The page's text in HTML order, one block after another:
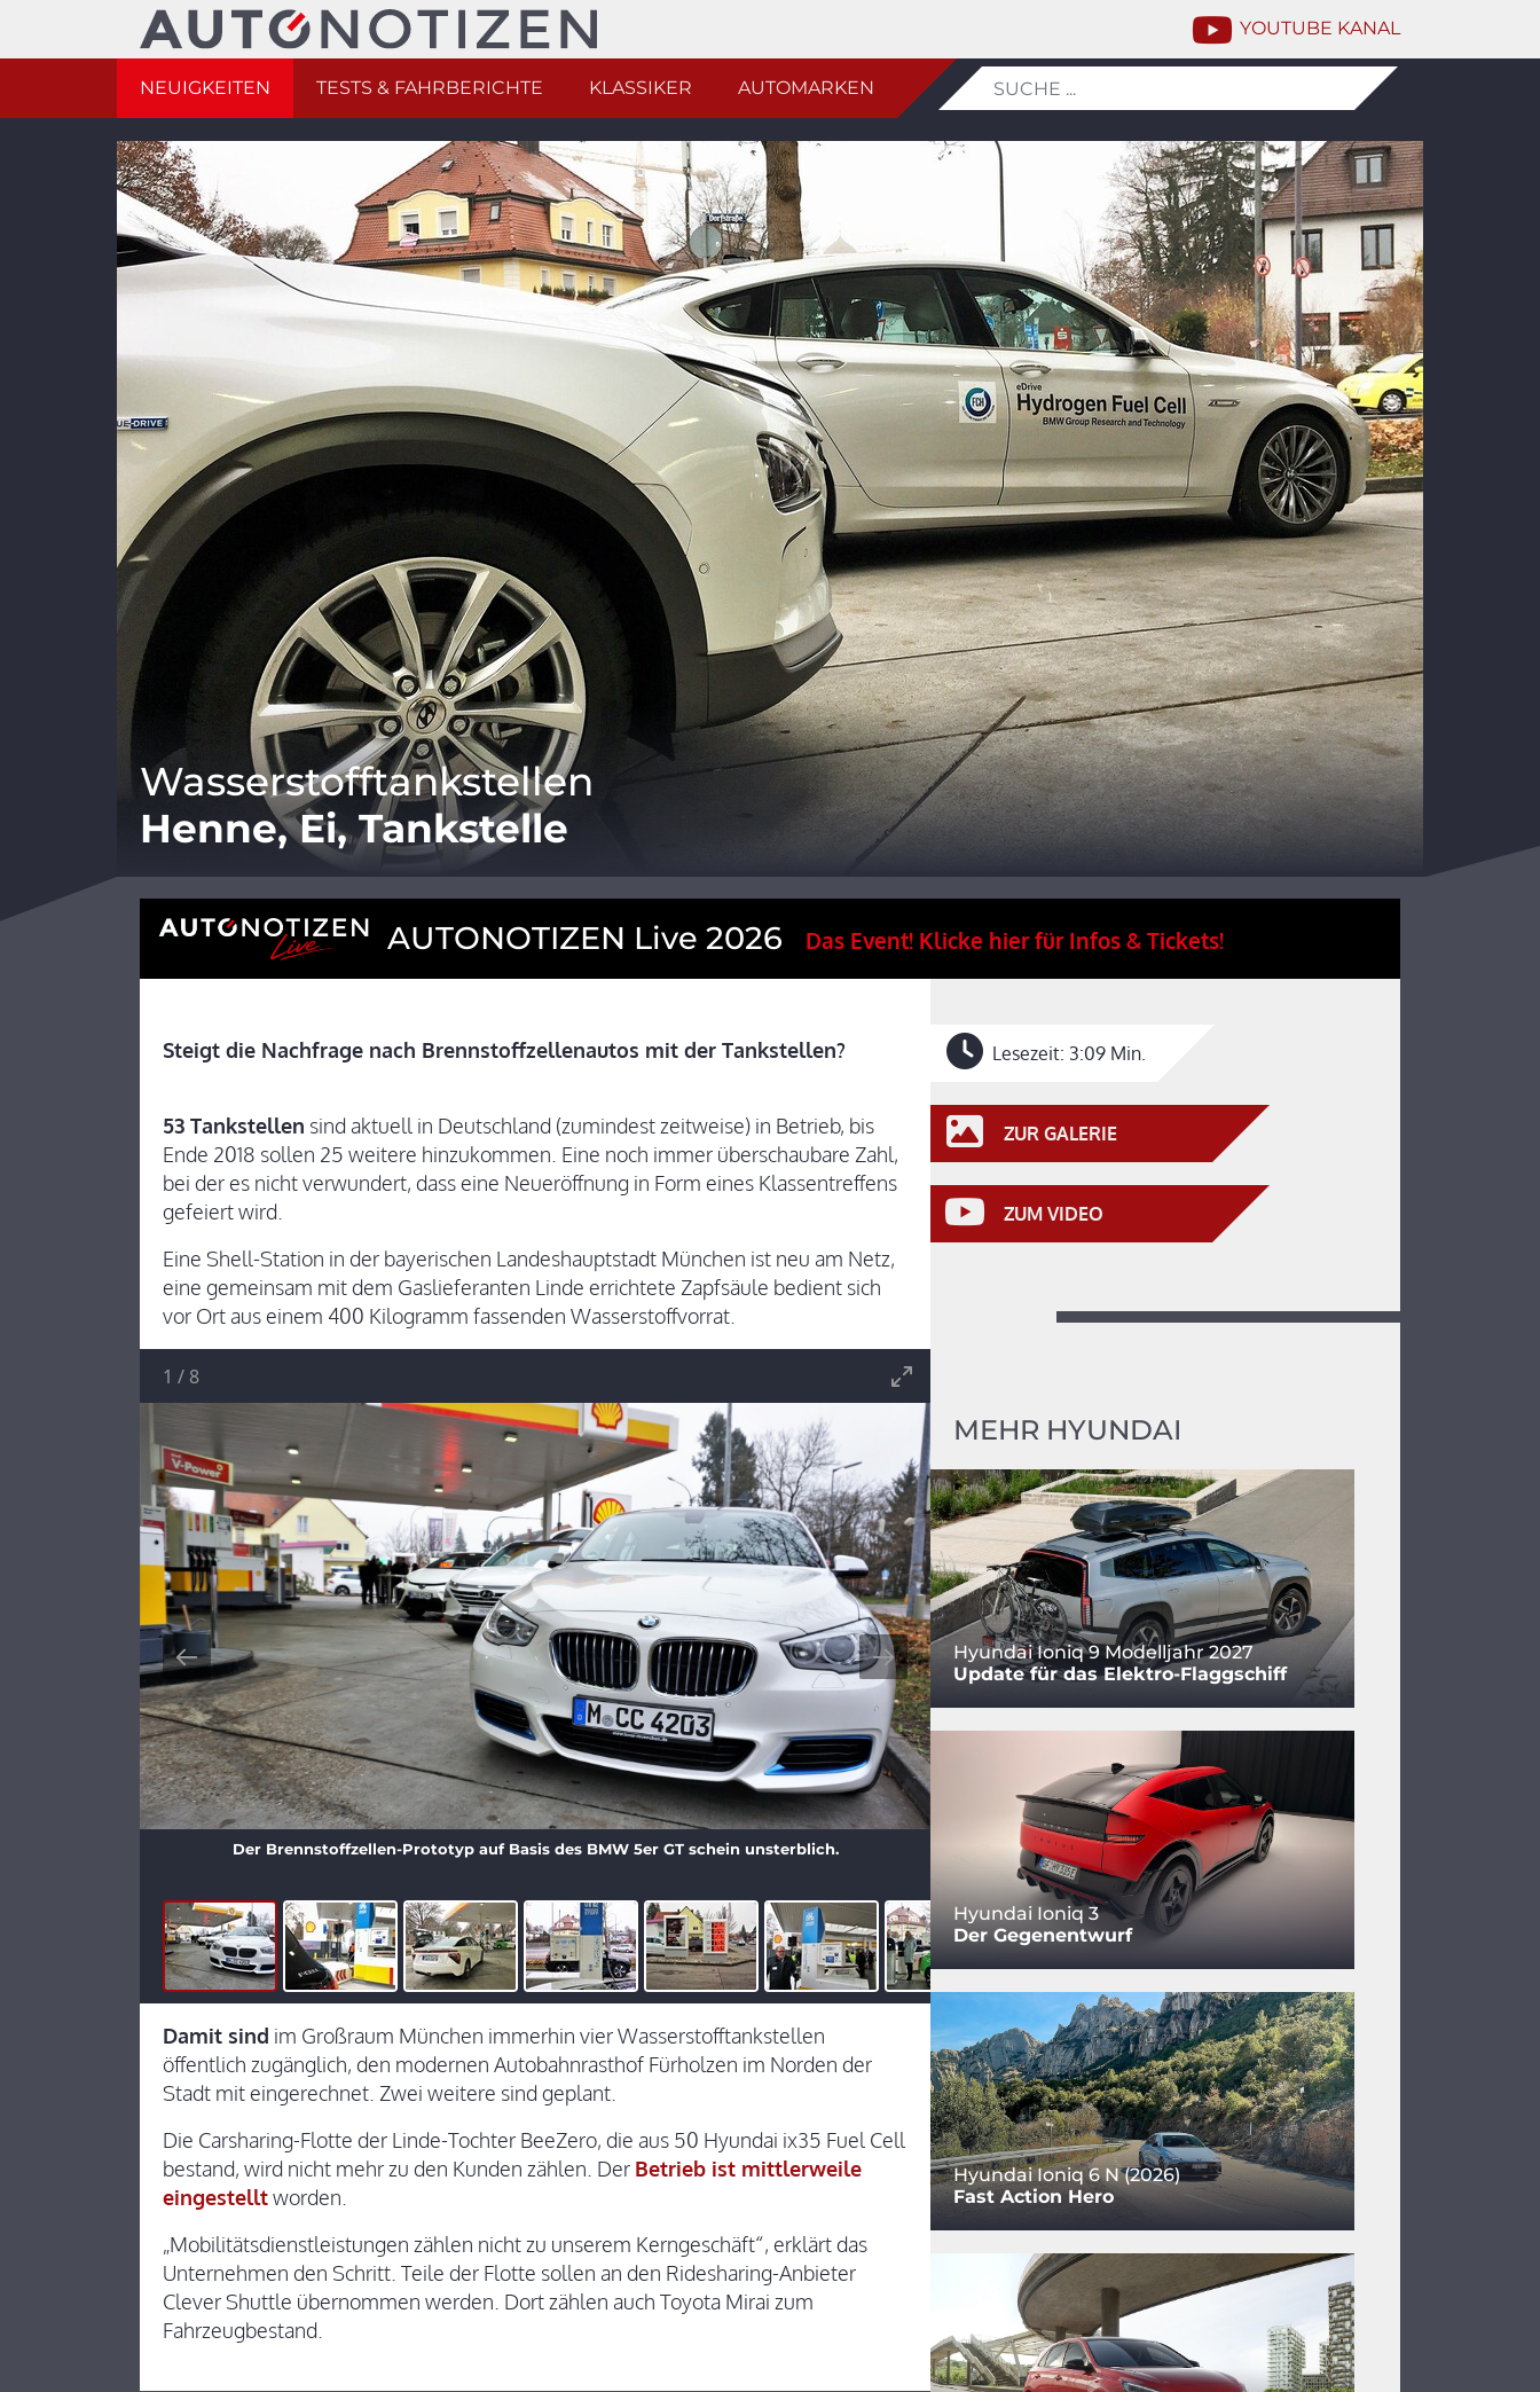
YOUTUBE KANAL
NEUIGKEITEN TESTS & FAHRBERICHTE KLASSIKER AUTOMARKEN
Wasserstofftankstellen
Henne, Ei, Tankstelle
AUTONOTIZEN Live 2026 Das Event! Klicke hier für Infos & Tickets!
Steigt die Nachfrage nach Brennstoffzellenautos mit der Tankstellen?
53 Tankstellen sind aktuell in Deutschland (zumindest zeitweise) in Betrieb, bis
Ende 2018 sollen 25 weitere hinzukommen. Eine noch immer überschaubare Zahl,
bei der es nicht verwundert, dass eine Neueröffnung in Form eines Klassentreffens
gefeiert wird.
Eine Shell-Station in der bayerischen Landeshauptstadt München ist neu am Netz,
eine gemeinsam mit dem Gaslieferanten Linde errichtete Zapfsäule bedient sich
vor Ort aus einem 400 Kilogramm fassenden Wasserstoffvorrat.
Der Brennstoffzellen-Prototyp auf Basis des BMW 5er GT schein unsterblich.
1 / 8
Damit sind im Großraum München immerhin vier Wasserstofftankstellen
öffentlich zugänglich, den modernen Autobahnrasthof Fürholzen im Norden der
Stadt mit eingerechnet. Zwei weitere sind geplant.
Die Carsharing-Flotte der Linde-Tochter BeeZero, die aus 50 Hyundai ix35 Fuel Cell
bestand, wird nicht mehr zu den Kunden zählen. Der Betrieb ist mittlerweile
eingestelltworden.
„Mobilitätsdienstleistungen zählen nicht zu unserem Kerngeschäft“, erklärt das
Unternehmen den Schritt. Teile der Flotte sollen an den Ridesharing-Anbieter
Clever Shuttle übernommen werden. Dort zählen auch Toyota Mirai zum
Fahrzeugbestand.
Lesezeit: 3:09 Min.
ZUR GALERIE
ZUM VIDEO
MEHR HYUNDAI
Hyundai Ioniq 9 Modelljahr 2027
Update für das Elektro-Flaggschiff
Hyundai Ioniq 3
Der Gegenentwurf
Hyundai Ioniq 6 N (2026)
Fast Action Hero